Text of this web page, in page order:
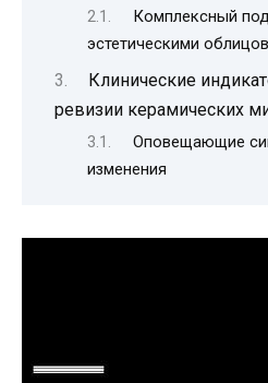
Комплексный
эстетическими
Клинические
ревизии керамических
Оповещающие
изменения